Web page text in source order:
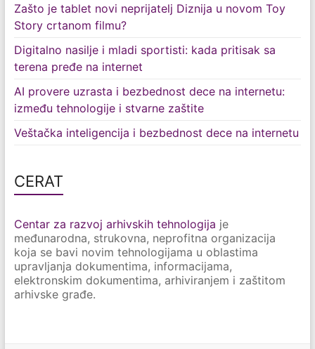
Zašto je tablet novi neprijatelj Diznija u novom Toy
Story crtanom filmu?
Digitalno nasilje i mladi sportisti: kada pritisak sa
terena pređe na internet
AI provere uzrasta i bezbednost dece na internetu:
između tehnologije i stvarne zaštite
Veštačka inteligencija i bezbednost dece na internetu
CERAT
Centar za razvoj arhivskih tehnologija je
međunarodna, strukovna, neprofitna organizacija
koja se bavi novim tehnologijama u oblastima
upravljanja dokumentima, informacijama,
elektronskim dokumentima, arhiviranjem i zaštitom
arhivske građe.